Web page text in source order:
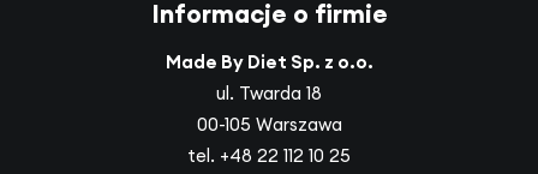
Informacje o firmie
Made By Diet Sp. z o.o.
ul. Twarda 18
00-105 Warszawa
tel. +48 22 112 10 25